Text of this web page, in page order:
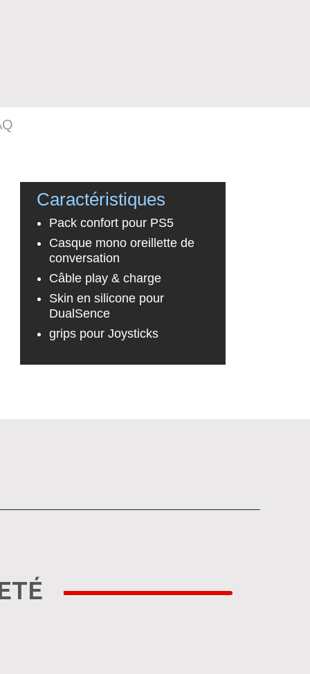
Caractéristiques
Pack confort pour PS5
Casque mono oreillette de
conversation
Câble play & charge
Skin en silicone pour
DualSence
grips pour Joysticks